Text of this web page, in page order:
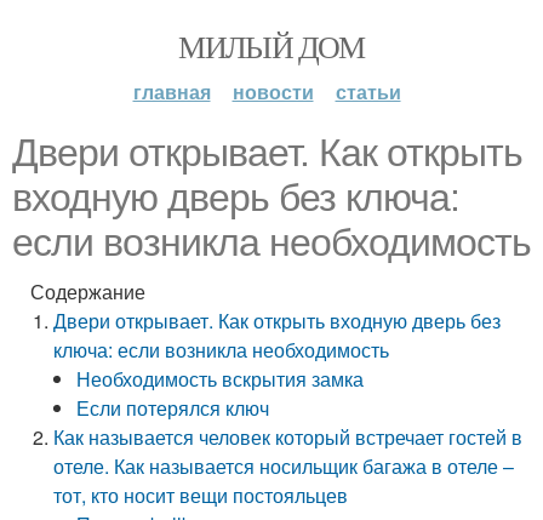
МИЛЫЙ ДОМ
главная новости статьи
Двери открывает. Как открыть
входную дверь без ключа:
если возникла необходимость
Содержание
Двери открывает. Как открыть входную дверь без
ключа: если возникла необходимость
Необходимость вскрытия замка
Если потерялся ключ
Как называется человек который встречает гостей в
отеле. Как называется носильщик багажа в отеле –
тот, кто носит вещи постояльцев